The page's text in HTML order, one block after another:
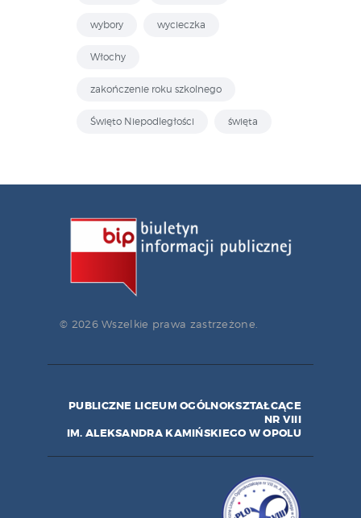
wybory wycieczka
Włochy
zakończenie roku szkolnego
Święto Niepodległości święta
© 2026 Wszelkie prawa zastrzeżone.
PUBLICZNE LICEUM OGÓLNOKSZTAŁCĄCE
NR VIII
IM. ALEKSANDRA KAMIŃSKIEGO W OPOLU